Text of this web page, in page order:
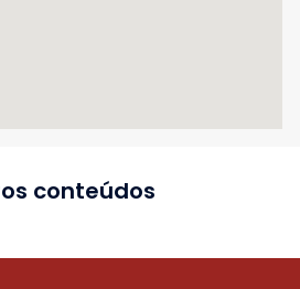
conteúdos